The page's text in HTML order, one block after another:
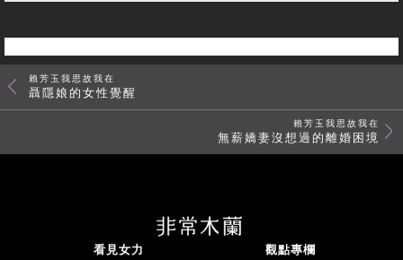
賴芳玉我思故我在
聶隱娘的女性覺醒
賴芳玉我思故我在
無薪嬌妻沒想過的離婚困境
看見女力 觀點專欄